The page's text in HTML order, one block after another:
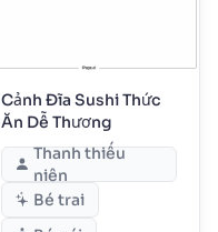
Cảnh Đĩa Sushi Thức
Ăn Dễ Thương
Thanh thiếu
niên
Bé trai